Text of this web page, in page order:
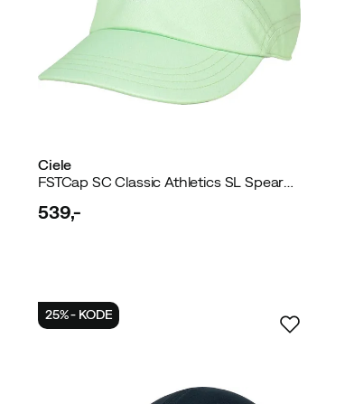
Ciele
FSTCap SC Classic Athletics SL Spearmint
539,-
25% - KODE